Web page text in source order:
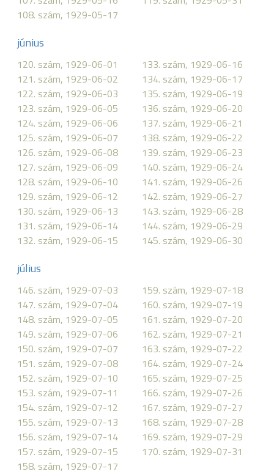
108. szám, 1929-05-17
június
120. szám, 1929-06-01
121. szám, 1929-06-02
122. szám, 1929-06-03
123. szám, 1929-06-05
124. szám, 1929-06-06
125. szám, 1929-06-07
126. szám, 1929-06-08
127. szám, 1929-06-09
128. szám, 1929-06-10
129. szám, 1929-06-12
130. szám, 1929-06-13
131. szám, 1929-06-14
132. szám, 1929-06-15
133. szám, 1929-06-16
134. szám, 1929-06-17
135. szám, 1929-06-19
136. szám, 1929-06-20
137. szám, 1929-06-21
138. szám, 1929-06-22
139. szám, 1929-06-23
140. szám, 1929-06-24
141. szám, 1929-06-26
142. szám, 1929-06-27
143. szám, 1929-06-28
144. szám, 1929-06-29
145. szám, 1929-06-30
július
146. szám, 1929-07-03
147. szám, 1929-07-04
148. szám, 1929-07-05
149. szám, 1929-07-06
150. szám, 1929-07-07
151. szám, 1929-07-08
152. szám, 1929-07-10
153. szám, 1929-07-11
154. szám, 1929-07-12
155. szám, 1929-07-13
156. szám, 1929-07-14
157. szám, 1929-07-15
158. szám, 1929-07-17
159. szám, 1929-07-18
160. szám, 1929-07-19
161. szám, 1929-07-20
162. szám, 1929-07-21
163. szám, 1929-07-22
164. szám, 1929-07-24
165. szám, 1929-07-25
166. szám, 1929-07-26
167. szám, 1929-07-27
168. szám, 1929-07-28
169. szám, 1929-07-29
170. szám, 1929-07-31